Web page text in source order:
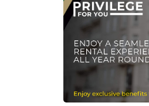
LISBOA -